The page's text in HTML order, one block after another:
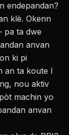
endepandan?
klè. Okenn
pa ta dwe
anvan
ki pi
an ta koute l
nou aktiv
machin yo
anvan